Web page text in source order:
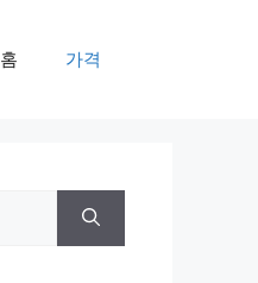
홈 가격